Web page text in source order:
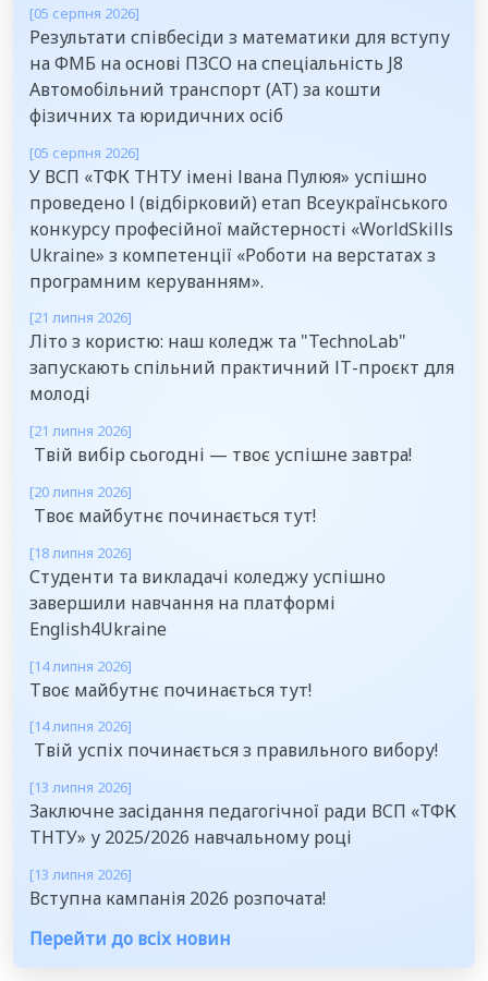
[05 серпня 2026]
Результати співбесіди з математики для вступу
на ФМБ на основі ПЗСО на спеціальність J8
Автомобільний транспорт (АТ) за кошти
фізичних та юридичних осіб
[05 серпня 2026]
У ВСП «ТФК ТНТУ імені Івана Пулюя» успішно
проведено І (відбірковий) етап Всеукраїнського
конкурсу професійної майстерності «WorldSkills
Ukraine» з компетенції «Роботи на верстатах з
програмним керуванням».
[21 липня 2026]
Літо з користю: наш коледж та "TechnoLab"
запускають спільний практичний ІТ-проєкт для
молоді
[21 липня 2026]
Твій вибір сьогодні — твоє успішне завтра!
[20 липня 2026]
Твоє майбутнє починається тут!
[18 липня 2026]
Студенти та викладачі коледжу успішно
завершили навчання на платформі
English4Ukraine
[14 липня 2026]
Твоє майбутнє починається тут!
[14 липня 2026]
Твій успіх починається з правильного вибору!
[13 липня 2026]
Заключне засідання педагогічної ради ВСП «ТФК
ТНТУ» у 2025/2026 навчальному році
[13 липня 2026]
Вступна кампанія 2026 розпочата!
Перейти до всіх новин